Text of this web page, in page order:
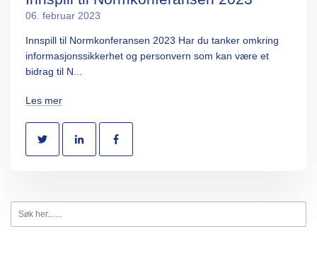
06. februar 2023
Innspill til Normkonferansen 2023 Har du tanker omkring
informasjonssikkerhet og personvern som kan være et
bidrag til N...
Les mer